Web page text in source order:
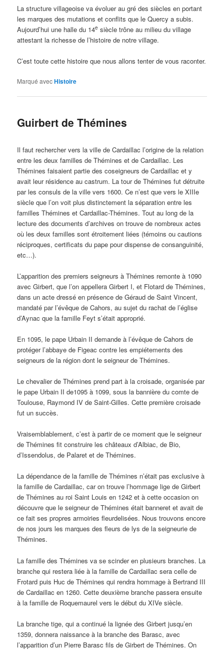
La structure villageoise va évoluer au gré des siècles en portant
les marques des mutations et conflits que le Quercy a subis.
Aujourd’hui une halle du 14e siècle trône au milieu du village
attestant la richesse de l’histoire de notre village.
C’est toute cette histoire que nous allons tenter de vous raconter.
Marqué avecHistoire
Guirbert de Thémines
Il faut rechercher vers la ville de Cardaillac l’origine de la relation
entre les deux familles de Thémines et de Cardaillac. Les
Thémines faisaient partie des coseigneurs de Cardaillac et y
avait leur résidence au castrum. La tour de Thémines fut détruite
par les consuls de la ville vers 1600. Ce n’est que vers le XIIIe
siècle que l’on voit plus distinctement la séparation entre les
familles Thémines et Cardaillac-Thémines. Tout au long de la
lecture des documents d’archives on trouve de nombreux actes
où les deux familles sont étroitement liées (témoins ou cautions
réciproques, certificats du pape pour dispense de consanguinité,
etc…).
L’apparition des premiers seigneurs à Thémines remonte à 1090
avec Girbert, que l’on appellera Girbert I, et Flotard de Thémines,
dans un acte dressé en présence de Géraud de Saint Vincent,
mandaté par l’évêque de Cahors, au sujet du rachat de l’église
d’Aynac que la famille Feyt s’était approprié.
En 1095, le pape Urbain II demande à l’évêque de Cahors de
protéger l’abbaye de Figeac contre les empiétements des
seigneurs de la région dont le seigneur de Thémines.
Le chevalier de Thémines prend part à la croisade, organisée par
le pape Urbain II de1095 à 1099, sous la bannière du comte de
Toulouse, Raymond IV de Saint-Gilles. Cette première croisade
fut un succès.
Vraisemblablement, c’est à partir de ce moment que le seigneur
de Thémines fit construire les châteaux d’Albiac, de Bio,
d’Issendolus, de Palaret et de Thémines.
La dépendance de la famille de Thémines n’était pas exclusive à
la famille de Cardaillac, car on trouve l’hommage lige de Girbert
de Thémines au roi Saint Louis en 1242 et à cette occasion on
découvre que le seigneur de Thémines était banneret et avait de
ce fait ses propres armoiries fleurdelisées. Nous trouvons encore
de nos jours les marques des fleurs de lys de la seigneurie de
Thémines.
La famille des Thémines va se scinder en plusieurs branches. La
branche qui restera liée à la famille de Cardaillac sera celle de
Frotard puis Huc de Thémines qui rendra hommage à Bertrand III
de Cardaillac en 1260. Cette deuxième branche passera ensuite
à la famille de Roquemaurel vers le début du XIVe siècle.
La branche tige, qui a continué la lignée des Girbert jusqu’en
1359, donnera naissance à la branche des Barasc, avec
l’apparition d’un Pierre Barasc fils de Girbert de Thémines. On